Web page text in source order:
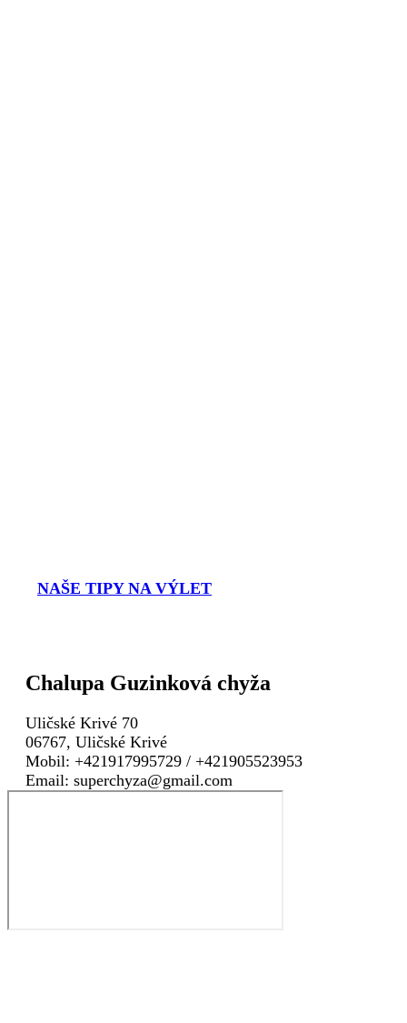
NAŠE TIPY NA VÝLET
Chalupa Guzinková chyža
Uličské Krivé 70
06767, Uličské Krivé
Mobil: +421917995729 / +421905523953
Email: superchyza@gmail.com